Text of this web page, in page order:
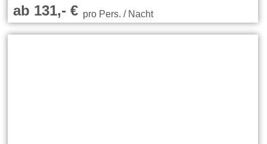
ab 131,- €pro Pers. / Nacht